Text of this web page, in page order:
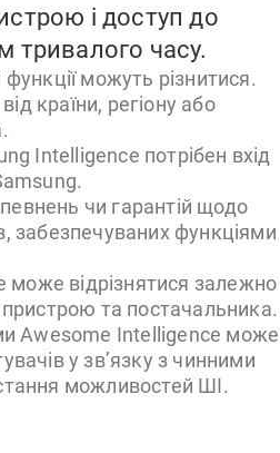
і доступ до
тривалого часу.
можуть різнитися.
країни, регіону або
Intelligence потрібен вхід
чи гарантій щодо
забезпечуваних функціями
може відрізнятися залежно
пристрою та постачальника.
Awesome Intelligence може
у зв’язку з чинними
можливостей ШІ.